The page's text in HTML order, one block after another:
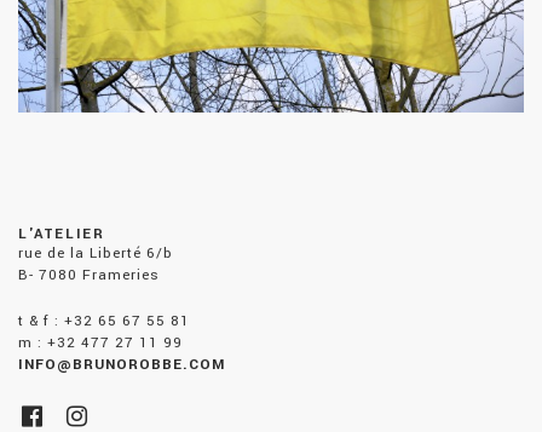
L'ATELIER
rue de la Liberté 6/b
B- 7080 Frameries
t & f : +32 65 67 55 81
m : +32 477 27 11 99
INFO@BRUNOROBBE.COM